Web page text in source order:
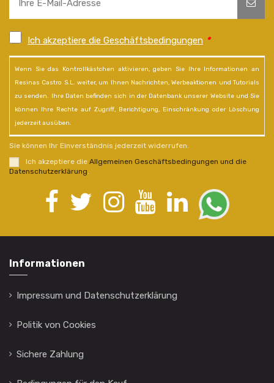
Ich akzeptiere die Geschäftsbedingungen *
Wenn Sie das Kontrollkästchen aktivieren, geben Sie Ihre Informationen an
Resinas Castro S.L. weiter, um Ihnen Nachrichten, Werbeaktionen und Tutorials
zu senden. Ihre Daten befinden sich in der Datenbank unserer Website und Sie
können Ihre Rechte auf Zugriff, Berichtigung, Einschränkung oder Löschung
jederzeit ausüben.
Sie können Ihr Einverständnis jederzeit widerrufen.
Ich akzeptiere die Allgemeinen Geschäftsbedingungen und die
Datenschutzerklärung
Informationen
Impressum und Datenschutzerklärung
Politik von Cookies
Sichere Zahlung